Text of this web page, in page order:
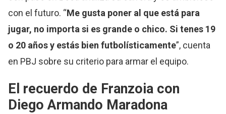
con el futuro. “Me gusta poner al que está para
jugar, no importa si es grande o chico. Si tenes 19
o 20 años y estás bien futbolísticamente”, cuenta
en PBJ sobre su criterio para armar el equipo.
El recuerdo de Franzoia con
Diego Armando Maradona